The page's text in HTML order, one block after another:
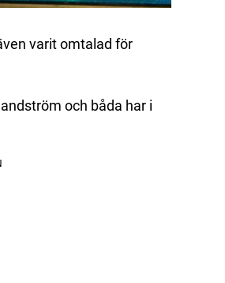
varit omtalad för
och båda har i